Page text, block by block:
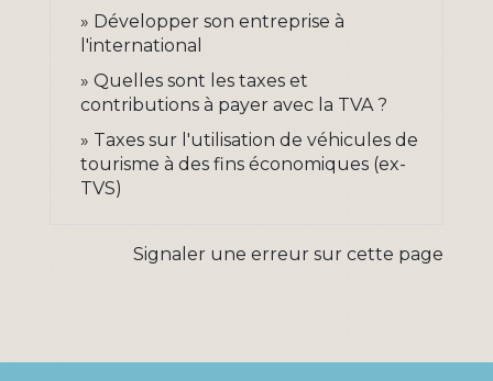
Développer son entreprise à
l'international
Quelles sont les taxes et
contributions à payer avec la TVA ?
Taxes sur l'utilisation de véhicules de
tourisme à des fins économiques (ex-
TVS)
Signaler une erreur sur cette page